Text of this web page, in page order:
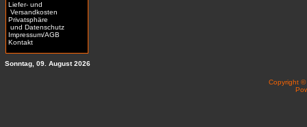
Liefer- und
Versandkosten
Privatsphäre
und Datenschutz
Impressum/AGB
Kontakt
Sonntag, 09. August 2026
Copyright